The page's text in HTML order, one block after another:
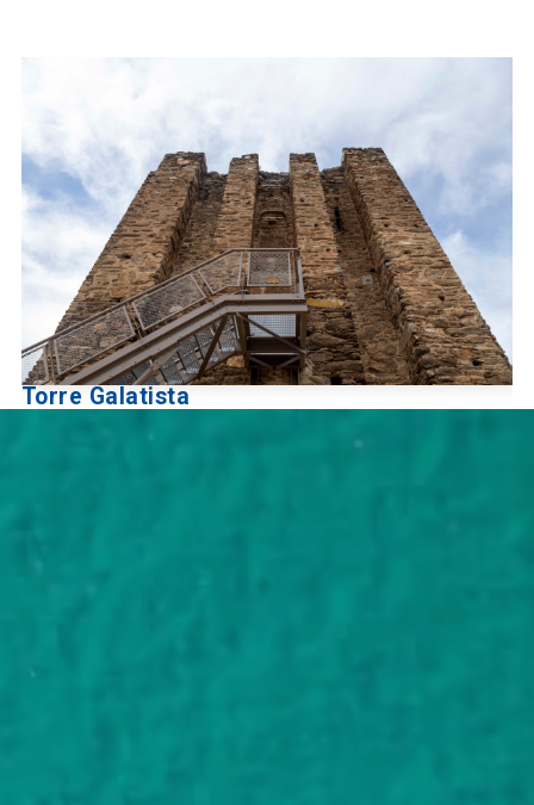
Torre Galatista